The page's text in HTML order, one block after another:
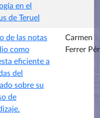
en el
de Teruel
de las notas
como
eficiente a
del
sobre su
de
Carmen
Ferrer